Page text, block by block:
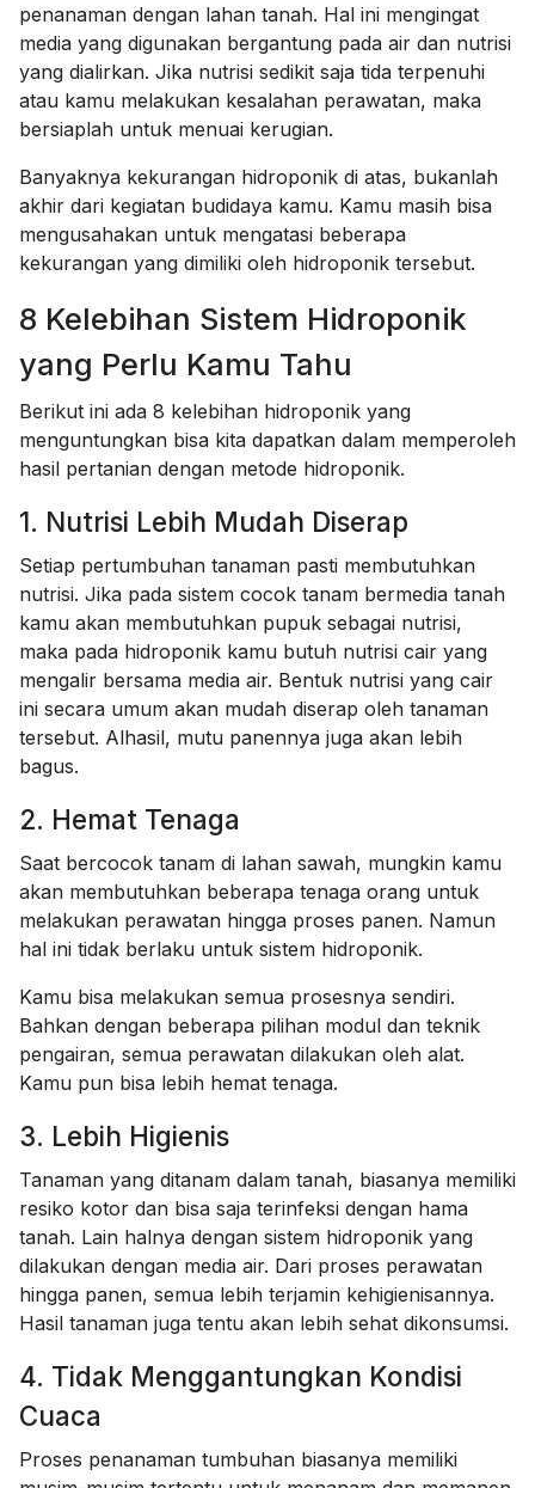
penanaman dengan lahan tanah. Hal ini mengingat
media yang digunakan bergantung pada air dan nutrisi
yang dialirkan. Jika nutrisi sedikit saja tida terpenuhi
atau kamu melakukan kesalahan perawatan, maka
bersiaplah untuk menuai kerugian.
Banyaknya kekurangan hidroponik di atas, bukanlah
akhir dari kegiatan budidaya kamu. Kamu masih bisa
mengusahakan untuk mengatasi beberapa
kekurangan yang dimiliki oleh hidroponik tersebut.
8 Kelebihan Sistem Hidroponik
yang Perlu Kamu Tahu
Berikut ini ada 8 kelebihan hidroponik yang
menguntungkan bisa kita dapatkan dalam memperoleh
hasil pertanian dengan metode hidroponik.
1. Nutrisi Lebih Mudah Diserap
Setiap pertumbuhan tanaman pasti membutuhkan
nutrisi. Jika pada sistem cocok tanam bermedia tanah
kamu akan membutuhkan pupuk sebagai nutrisi,
maka pada hidroponik kamu butuh nutrisi cair yang
mengalir bersama media air. Bentuk nutrisi yang cair
ini secara umum akan mudah diserap oleh tanaman
tersebut. Alhasil, mutu panennya juga akan lebih
bagus.
2. Hemat Tenaga
Saat bercocok tanam di lahan sawah, mungkin kamu
akan membutuhkan beberapa tenaga orang untuk
melakukan perawatan hingga proses panen. Namun
hal ini tidak berlaku untuk sistem hidroponik.
Kamu bisa melakukan semua prosesnya sendiri.
Bahkan dengan beberapa pilihan modul dan teknik
pengairan, semua perawatan dilakukan oleh alat.
Kamu pun bisa lebih hemat tenaga.
3. Lebih Higienis
Tanaman yang ditanam dalam tanah, biasanya memiliki
resiko kotor dan bisa saja terinfeksi dengan hama
tanah. Lain halnya dengan sistem hidroponik yang
dilakukan dengan media air. Dari proses perawatan
hingga panen, semua lebih terjamin kehigienisannya.
Hasil tanaman juga tentu akan lebih sehat dikonsumsi.
4. Tidak Menggantungkan Kondisi
Cuaca
Proses penanaman tumbuhan biasanya memiliki